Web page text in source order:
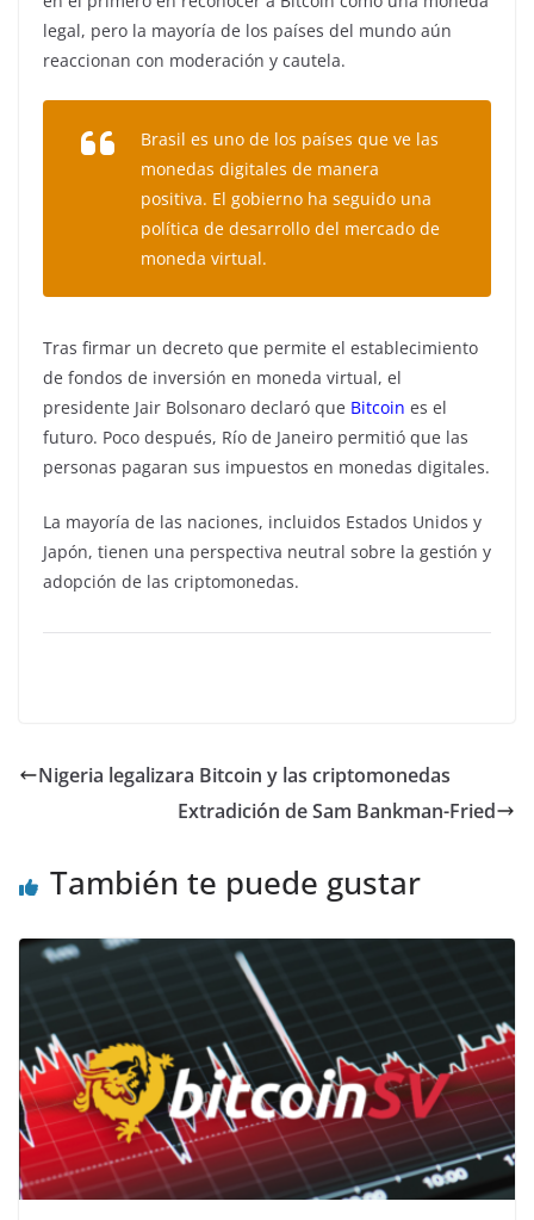
legal, pero la mayoría de los países del mundo aún
reaccionan con moderación y cautela.
Brasil es uno de los países que ve las
monedas digitales de manera
positiva. El gobierno ha seguido una
política de desarrollo del mercado de
moneda virtual.
Tras firmar un decreto que permite el establecimiento
de fondos de inversión en moneda virtual, el
presidente Jair Bolsonaro declaró que Bitcoin es el
futuro. Poco después, Río de Janeiro permitió que las
personas pagaran sus impuestos en monedas digitales.
La mayoría de las naciones, incluidos Estados Unidos y
Japón, tienen una perspectiva neutral sobre la gestión y
adopción de las criptomonedas.
Nigeria legalizara Bitcoin y las criptomonedas
Extradición de Sam Bankman-Fried
También te puede gustar